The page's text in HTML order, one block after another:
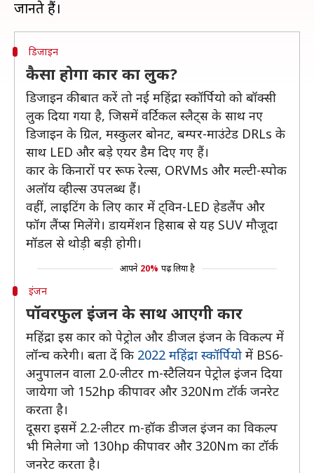
डिजाइन
कैसा होगा कार का लुक?
डिजाइन की बात करें तो नई महिंद्रा स्कॉर्पियो को बॉक्सी
लुक दिया गया है, जिसमें वर्टिकल स्लैट्स के साथ नए
डिजाइन के ग्रिल, मस्कुलर बोनट, बम्पर-माउंटेड DRLs के
साथ LED और बड़े एयर डैम दिए गए हैं।
कार के किनारों पर रूफ रेल्स, ORVMs और मल्टी-स्पोक
अलॉय व्हील्स उपलब्ध हैं।
वहीं, लाइटिंग के लिए कार में ट्विन-LED हेडलैंप और
फॉग लैंप्स मिलेंगे। डायमेंशन हिसाब से यह SUV मौजूदा
मॉडल से थोड़ी बड़ी होगी।
आपने 20% पढ़ लिया है
इंजन
पॉवरफुल इंजन के साथ आएगी कार
महिंद्रा इस कार को पेट्रोल और डीजल इंजन के विकल्प में
लॉन्च करेगी। बता दें कि 2022 महिंद्रा स्कॉर्पियो में BS6-
अनुपालन वाला 2.0-लीटर m-स्टैलियन पेट्रोल इंजन दिया
जायेगा जो 152hp की पावर और 320Nm टॉर्क जनरेट
करता है।
दूसरा इसमें 2.2-लीटर m-हॉक डीजल इंजन का विकल्प
भी मिलेगा जो 130hp की पावर और 320Nm का टॉर्क
जनरेट करता है।